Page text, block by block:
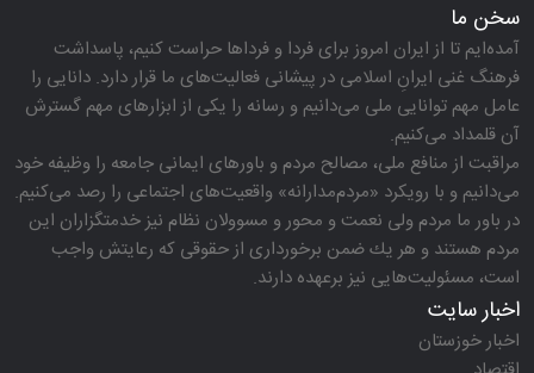
سخن ما
آمده‌ایم تا از ایران امروز برای فردا و فرداها حراست كنیم، پاسداشت
فرهنگ غنی ایرانِ اسلامی در پیشانی فعالیت‌های ما قرار دارد. دانایی را
عامل مهم توانایی ملی می‌دانیم و رسانه را یكی از ابزارهای مهم گسترش
آن قلمداد می‌كنیم.
مراقبت از منافع ملی، مصالح مردم و باورهای ایمانی جامعه را وظیفه خود
می‌دانیم و با رویكرد «مردم‌مدارانه‌» واقعیت‌های اجتماعی را رصد می‌كنیم.
در باور ما مردم ولی نعمت و محور و مسوولان نظام نیز خدمتگزاران این
مردم هستند و هر یك ضمن برخورداری از حقوقی كه رعایتش واجب
است، مسئولیت‌هایی نیز برعهده دارند.
اخبار سایت
اخبار خوزستان